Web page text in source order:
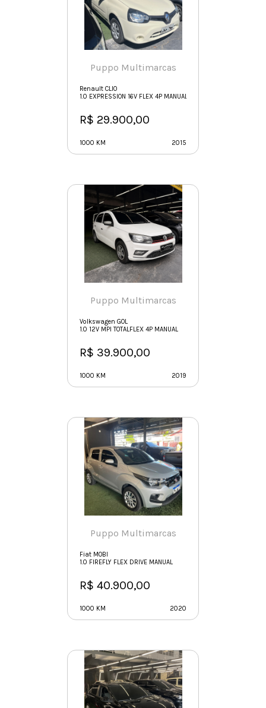
Puppo Multimarcas
Renault CLIO
1.0 EXPRESSION 16V FLEX 4P MANUAL
R$ 29.900,00
1000 KM 2015
Puppo Multimarcas
Volkswagen GOL
1.0 12V MPI TOTALFLEX 4P MANUAL
R$ 39.900,00
1000 KM 2019
Puppo Multimarcas
Fiat MOBI
1.0 FIREFLY FLEX DRIVE MANUAL
R$ 40.900,00
1000 KM 2020